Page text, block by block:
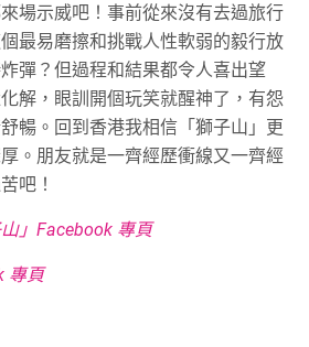
場示威吧！事前從來沒有去過旅行
最易磨擦和挑戰人性軟弱的毅行放
彈？但過程和結果都令人喜出望
解，眼訓開個玩笑就醒神了，有怨
暢。回到香港我相信「獅子山」更
。朋友就是一齊經歷衝線又一齊經
吧！
」Facebook 專頁
專頁